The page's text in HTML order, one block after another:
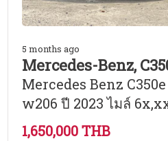
5 months ago
Mercedes-Benz,
Mercedes Benz
w206 ปี 2023 ไมล์
1,650,000 THB